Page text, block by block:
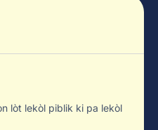
lòt lekòl piblik ki pa lekòl